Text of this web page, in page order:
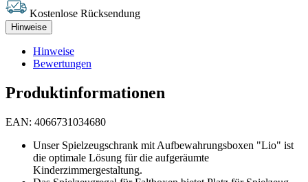
Kostenlose Rücksendung
Hinweise
Hinweise
Bewertungen
Produktinformationen
EAN: 4066731034680
Unser Spielzeugschrank mit Aufbewahrungsboxen "Lio" ist
die optimale Lösung für die aufgeräumte
Kinderzimmergestaltung.